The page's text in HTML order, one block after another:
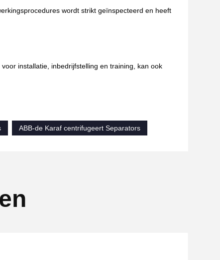
wordt strikt geïnspecteerd en heeft
installatie, inbedrijfstelling en training, kan ook
ABB-de Karaf centrifugeert Separators